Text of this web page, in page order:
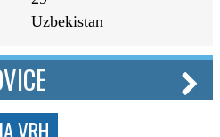
Uzbekistan
VRH